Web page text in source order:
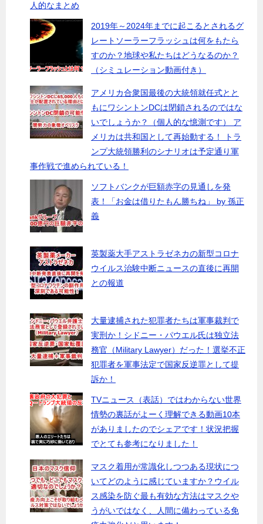
人的なまとめ
2019年～2024年までに起こるとされるグ
レートソーラーフラッシュは何をもたら
すのか？地球や私たちはどうなるのか？
（シミュレーション動画付き）
アメリカ合衆国最後の大統領就任式とと
もにワシントンDCは閉鎖されるのではな
いでしょうか？（個人的な憶測です） ア
メリカは共和国として再始動する！ トラ
ンプ大統領勝利のシナリオは予定通り軍
事作戦で進められている！
ソフトバンクが巨額赤字の見通しを発
表！「お金は借りたもん勝ちね」 by 孫正
義
英製薬大手アストラゼネカの新型コロナ
ウイルス治験中断ニュースの直後に再開
との報道
大量逮捕された犯罪者たちは軍事裁判で
実刑か！シドニー・パウエル氏は独立法
務官（Military Lawyer）だった！選挙不正
犯罪者を軍事法定で国家反逆罪として提
訴か！
TVニュース（表話）ではわからない世界
情勢の裏話がよーく理解できる動画10本
がありましたのでシェアです！状況把握
でとても参考になりました！
マスク着用が常識化しつつある現状につ
いてどのように感じていますか？ウイル
ス感染を防ぐ最も有効な方法はマスクや
うがいではなく、人間に備わっている免